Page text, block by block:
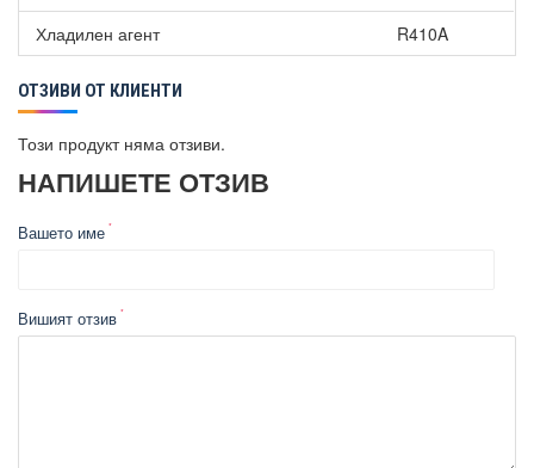
Хладилен агент
R410A
ОТЗИВИ ОТ КЛИЕНТИ
Този продукт няма отзиви.
НАПИШЕТЕ ОТЗИВ
Вашето име
Вишият отзив